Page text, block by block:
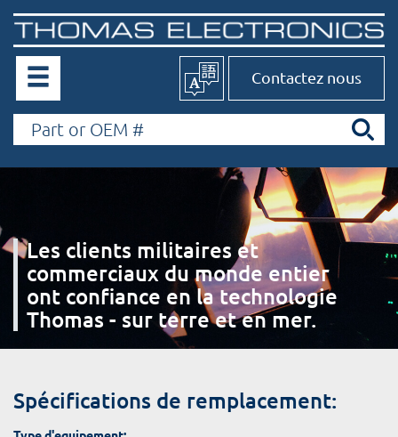
Contactez nous
Les clients militaires et
commerciaux du monde entier
ont confiance en la technologie
Thomas - sur terre et en mer.
Spécifications de remplacement: